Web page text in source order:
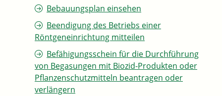
Bebauungsplan einsehen
Beendigung des Betriebs einer
Röntgeneinrichtung mitteilen
Befähigungsschein für die Durchführung
von Begasungen mit Biozid-Produkten oder
Pflanzenschutzmitteln beantragen oder
verlängern